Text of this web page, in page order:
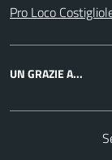
Pro Loco
UN GRAZIE A...